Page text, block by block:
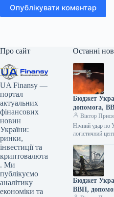
Опублікувати коментар
Про сайт
UA Finansy —
портал
актуальних
фінансових
новин
України:
ринки,
інвестиції та
криптовалюта
. Ми
публікуємо
аналітику
економіки та
Останні
Бюджет
допомога,
Віктор
Нічний удар по
логістичний
атаки, було
логістичний…
Бюджет
ВВП,